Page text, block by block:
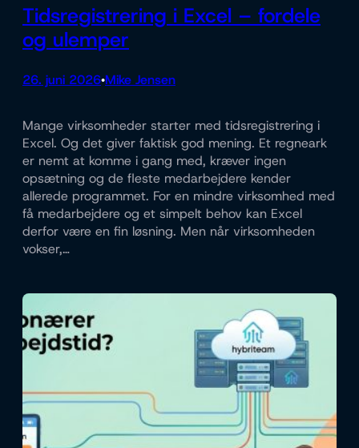
Tidsregistrering i Excel – fordele
og ulemper
26. juni 2026•Mike Jensen
Mange virksomheder starter med tidsregistrering i
Excel. Og det giver faktisk god mening. Et regneark
er nemt at komme i gang med, kræver ingen
opsætning og de fleste medarbejdere kender
allerede programmet. For en mindre virksomhed med
få medarbejdere og et simpelt behov kan Excel
derfor være en fin løsning. Men når virksomheden
vokser,…